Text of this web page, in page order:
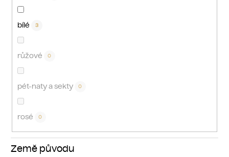
bílé 3
růžové 0
pét-naty a sekty 0
rosé 0
Země původu